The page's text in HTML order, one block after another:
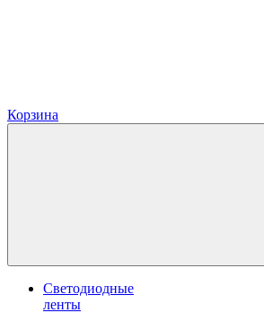
Корзина
Светодиодные
ленты